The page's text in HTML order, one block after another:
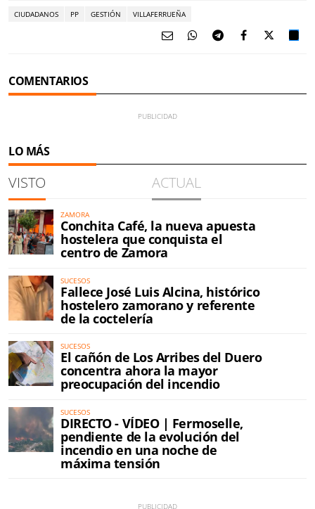
CIUDADANOS PP GESTIÓN VILLAFERRUEÑA
COMENTARIOS
LO MÁS
VISTO ACTUAL
ZAMORA
Conchita Café, la nueva apuesta
hostelera que conquista el
centro de Zamora
SUCESOS
Fallece José Luis Alcina, histórico
hostelero zamorano y referente
de la coctelería
SUCESOS
El cañón de Los Arribes del Duero
concentra ahora la mayor
preocupación del incendio
SUCESOS
DIRECTO - VÍDEO | Fermoselle,
pendiente de la evolución del
incendio en una noche de
máxima tensión